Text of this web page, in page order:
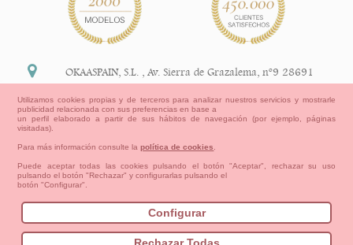
Información Legal
política de devoluciones y reembolsos
Aviso Legal Aviso Cookies
Cómo crear tu cuenta OKAA.
Mapa del sitio
OKAASPAIN, S.L. ,Av. Sierra de Grazalema, nº9 28691
+34 91 113 89 09
Utilizamos cookies propias y de terceros para analizar nuestros servicios y mostrarle
publicidad relacionada con sus preferencias en base a
un perfil elaborado a partir de sus hábitos de navegación (por ejemplo, páginas
visitadas).
Para más información consulte lapolítica de cookies
Puede aceptar todas las cookies pulsando el botón "Aceptar", rechazar su uso
pulsando el botón "Rechazar" y configurarlas pulsando el
botón "Configurar".
Configurar